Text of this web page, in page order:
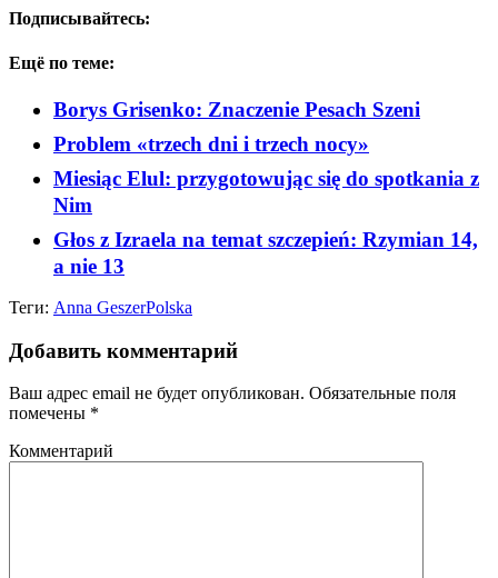
Подписывайтесь:
Ещё по теме:
Borys Grisenko: Znaczenie Pesach Szeni
Problem «trzech dni i trzech nocy»
Miesiąc Elul: przygotowując się do spotkania z
Nim
Głos z Izraela na temat szczepień: Rzymian 14,
a nie 13
Теги: Anna GeszerPolska
Добавить комментарий
Ваш адрес email не будет опубликован. Обязательные поля
помечены *
Комментарий